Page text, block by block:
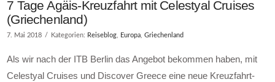
7 Tage Ägäis-Kreuzfahrt mit Celestyal Cruises
(Griechenland)
7. Mai 2018 Kategorien: Reiseblog, Europa,Griechenland
Als wir nach der ITB Berlin das Angebot bekommen haben, mit
Celestyal Cruises und Discover Greece eine neue Kreuzfahrt-